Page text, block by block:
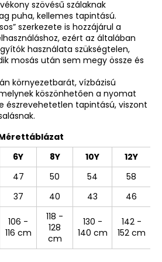
szövésű szálaknak
puha, kellemes tapintású.
szerkezete is hozzájárul a
ezért az általában
használata szükségtelen,
mosás után sem megy össze és
környezetbarát, vízbázisú
köszönhetően a nyomat
észrevehetetlen tapintású, viszont
6Y 8Y 10Y
12Y
47 50 54
58
37 40 43 46
106 -
116 cm
118 -
128
cm
130 -
140 cm
142 -
152 cm